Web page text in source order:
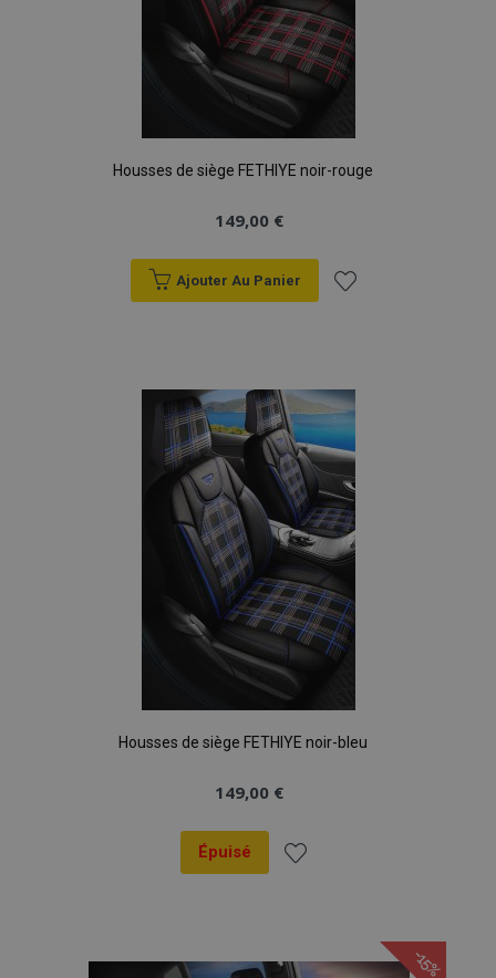
Housses de siège FETHIYE noir-rouge
149,00 €
Ajouter Au Panier
liste
d'achats
Housses de siège FETHIYE noir-bleu
149,00 €
Épuisé
-15%